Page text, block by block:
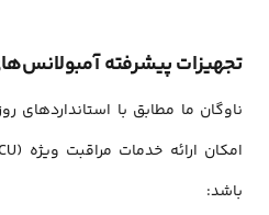
تجهیزات پیشرفته
ناوگان ما مطابق با استانداردهای
باشد: